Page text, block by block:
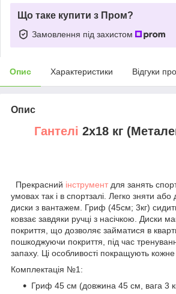
Що таке купити з Пром?
Замовлення під захистом
Опис Характеристики Відгуки
Опис
Гантелі 2х18 кг
Прекрасний інструмент для занять
умовах так і в спортзалі. Легко зняти або
диски з вантажем. Гриф (45см; 3кг)
ковзає завдяки ручці з насічкою. Диски
покриття, що дозволяє займатися в
пошкоджуючи покриття, під час
запаху. Ці особливості покращують
Комплектація №1:
Гриф 45 см (довжина 45 см, вага 3